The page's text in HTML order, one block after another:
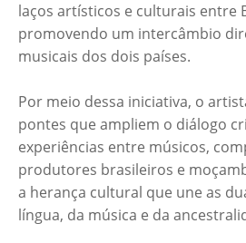
laços artísticos e culturais entre
promovendo um intercâmbio
musicais dos dois países.
Por meio dessa iniciativa, o
pontes que ampliem o diálogo
experiências entre músicos,
produtores brasileiros e
a herança cultural que une as
língua, da música e da